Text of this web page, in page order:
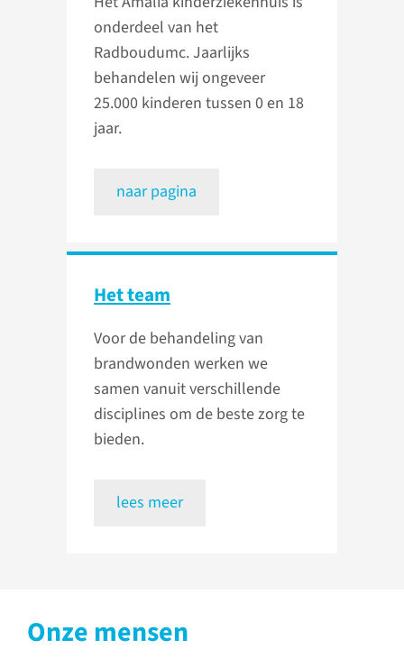
onderdeel van het
Radboudumc. Jaarlijks
behandelen wij ongeveer
25.000 kinderen tussen 0 en 18
jaar.
naar pagina
Het team
Voor de behandeling van
brandwonden werken we
samen vanuit verschillende
disciplines om de beste zorg te
bieden.
lees meer
Onze mensen